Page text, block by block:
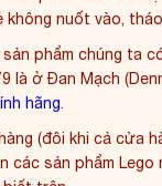
không nuốt vào,
sản phẩm chúng ta
là ở Đan Mạch
hãng.
(đôi khi cả cửa
sản phẩm Lego